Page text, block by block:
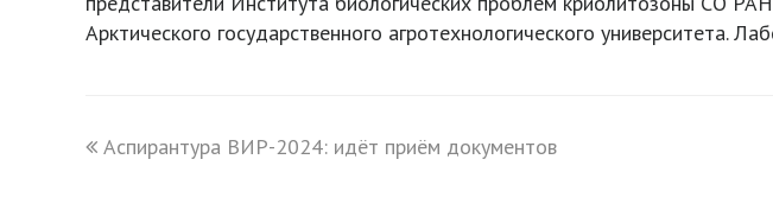
Арктического государственного агротехнологического университета.
previous
Аспирантура ВИР-2024: идёт приём документов